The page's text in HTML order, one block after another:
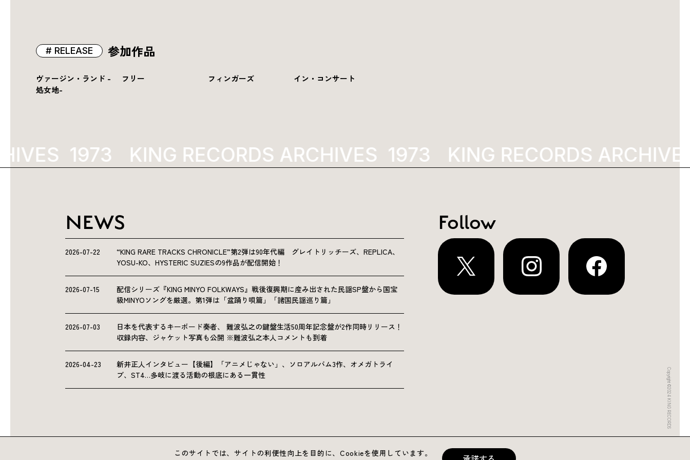
参加作品
RELEASE
ヴァージン・ランド -
処女地-
フリー フィンガーズ イン・コンサート
1973 KING RECORDS ARCHIVES 1973 KING RECORDS ARCHIVES
NEWS
2026-07-22
“KING RARE TRACKS CHRONICLE”第2弾は90年代編 グレイトリッチーズ、REPLICA、
YOSU-KO、HYSTERIC SUZIESの9作品が配信開始！
2026-07-15
配信シリーズ『KING MINYO FOLKWAYS』戦後復興期に産み出された民謡SP盤から国宝
級MINYOソングを厳選。第1弾は「盆踊り唄篇」「諸国民謡巡り篇」
2026-07-03
日本を代表するキーボード奏者、 難波弘之の鍵盤生活50周年記念盤が2作同時リリース！
収録内容、ジャケット写真も公開 ※難波弘之本人コメントも到着
2026-04-23
新井正人インタビュー【後編】「アニメじゃない」、ソロアルバム3作、オメガトライ
ブ、ST4…多岐に渡る活動の根底にある一貫性
Follow
Copyright ©2024 KING RECORDS
このサイトでは、サイトの利便性向上を目的に、Cookieを使用しています。